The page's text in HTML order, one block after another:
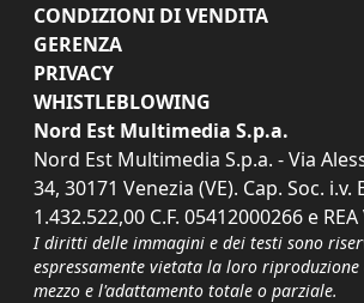
CONDIZIONI DI VENDITA
GERENZA
PRIVACY
WHISTLEBLOWING
Nord Est Multimedia S.p.a.
Nord Est Multimedia S.p.a. - Via
34, 30171 Venezia (VE). Cap. Soc. i.v.
1.432.522,00 C.F. 05412000266 e
I diritti delle immagini e dei testi sono
espressamente vietata la loro riproduzione
mezzo e l'adattamento totale o parziale.